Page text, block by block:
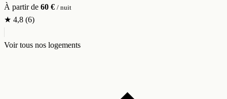
À partir de 60 € / nuit
★ 4,8 (6)
Voir tous nos logements